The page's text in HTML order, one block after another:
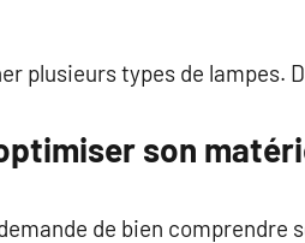
plusieurs types de lampes.
son
de bien comprendre